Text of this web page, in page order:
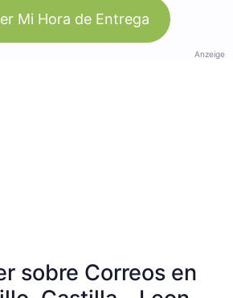
Mi Hora de Entrega
Anzeige
sobre Correos en